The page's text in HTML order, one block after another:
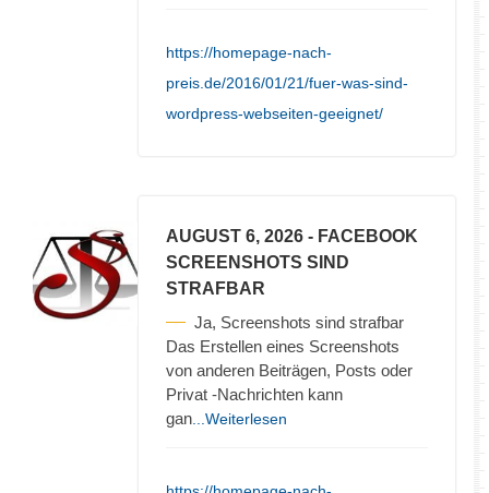
https://homepage-nach-
preis.de/2016/01/21/fuer-was-sind-
wordpress-webseiten-geeignet/
AUGUST 6, 2026 - FACEBOOK
SCREENSHOTS SIND
STRAFBAR
Ja, Screenshots sind strafbar
Das Erstellen eines Screenshots
von anderen Beiträgen, Posts oder
Privat -Nachrichten kann
gan ...Weiterlesen